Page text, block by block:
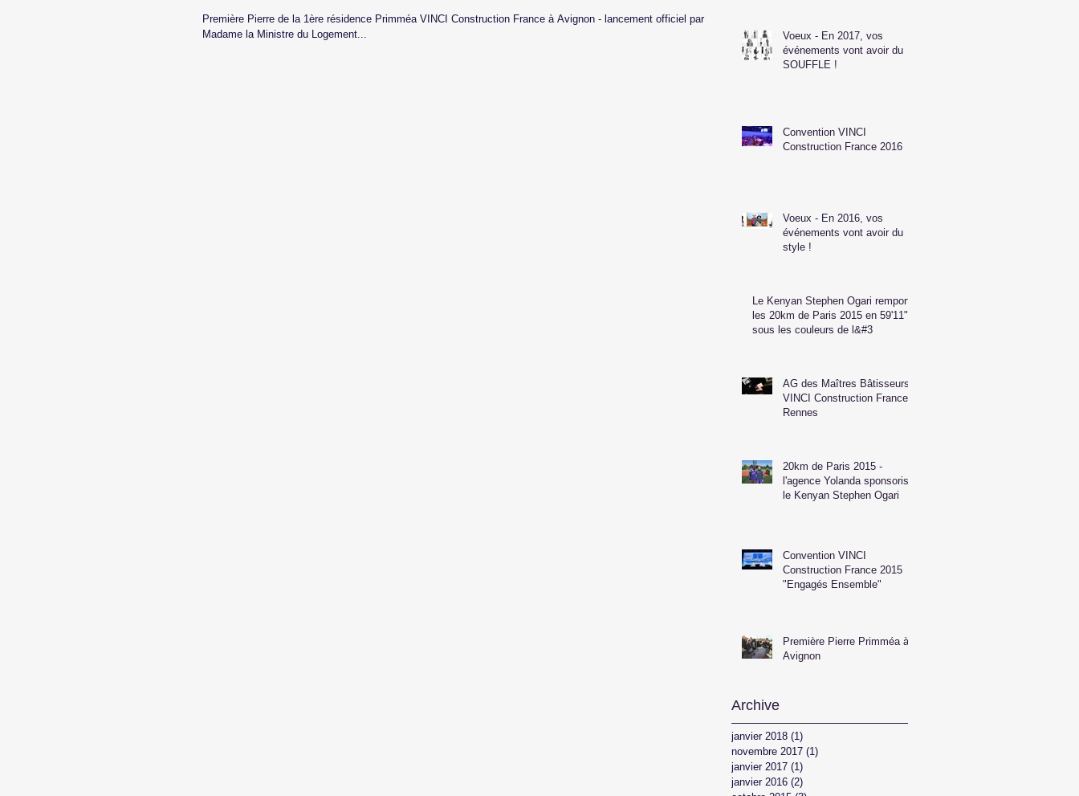
Première Pierre de la 1ère résidence Primméa VINCI Construction France à Avignon - lancement officiel par
Madame la Ministre du Logement...
Voeux - En 2017, vos
événements vont avoir du
SOUFFLE !
Convention VINCI
Construction France 2016
Voeux - En 2016, vos
événements vont avoir du
style !
Le Kenyan Stephen Ogari remporte
les 20km de Paris 2015 en 59'11"
sous les couleurs de l&#3
AG des Maîtres Bâtisseurs
VINCI Construction France à
Rennes
20km de Paris 2015 -
l'agence Yolanda sponsorise
le Kenyan Stephen Ogari
Convention VINCI
Construction France 2015
"Engagés Ensemble"
Première Pierre Primméa à
Avignon
Archive
janvier 2018 (1)
novembre 2017 (1)
janvier 2017 (1)
janvier 2016 (2)